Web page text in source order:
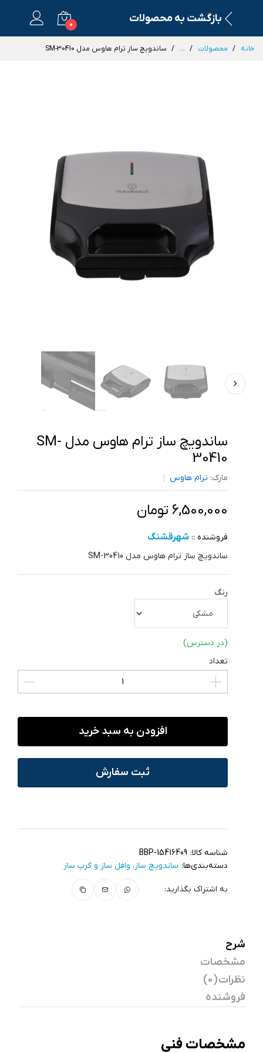
بازگشت به محصولات 0
خانه محصولات ... ساندویچ ساز ترام هاوس مدل SM-30410
ساندویچ ساز ترام هاوس مدل SM-
30410
مارک: ترام هاوس
6,500,000 تومان
فروشنده :: شهرقشنگ
ساندویچ ساز ترام هاوس مدل SM-30410
رنگ
(در دسترس)
تعداد
افزودن به سبد خرید
ثبت سفارش
شناسه کالا: BBP-15416409
دسته‌بندی‌ها: ساندویچ ساز، وافل ساز و کرپ ساز
به اشتراک بگذارید:
شرح
مشخصات
نظرات (0)
فروشنده
مشخصات فنی